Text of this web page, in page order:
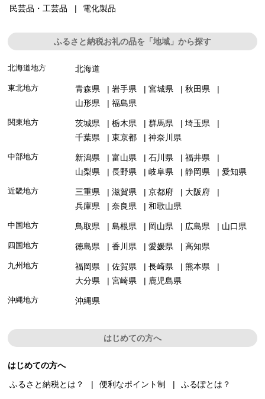
民芸品・工芸品
電化製品
ふるさと納税お礼の品を「地域」から探す
北海道地方 北海道
東北地方 青森県 岩手県 宮城県
秋田県
山形県
福島県
関東地方 茨城県 栃木県 群馬県
埼玉県
千葉県
東京都 神奈川県
中部地方 新潟県 富山県 石川県
福井県
山梨県
長野県 岐阜県 静岡県 愛知県
近畿地方 三重県 滋賀県 京都府
大阪府
兵庫県
奈良県 和歌山県
中国地方 鳥取県 島根県 岡山県 広島県 山口県
四国地方 徳島県 香川県 愛媛県 高知県
九州地方 福岡県 佐賀県 長崎県
熊本県
大分県
宮崎県 鹿児島県
沖縄地方 沖縄県
はじめての方へ
はじめての方へ
ふるさと納税とは？
便利なポイント制 ふるぽとは？